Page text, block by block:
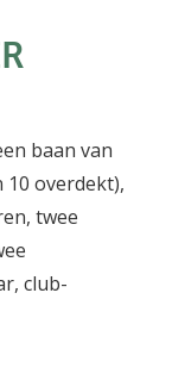
baan van
10 overdekt),
twee
club-